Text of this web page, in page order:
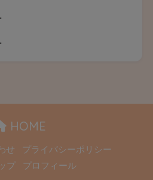
HOME
せ
プライバシーポリシー
プ
プロフィール